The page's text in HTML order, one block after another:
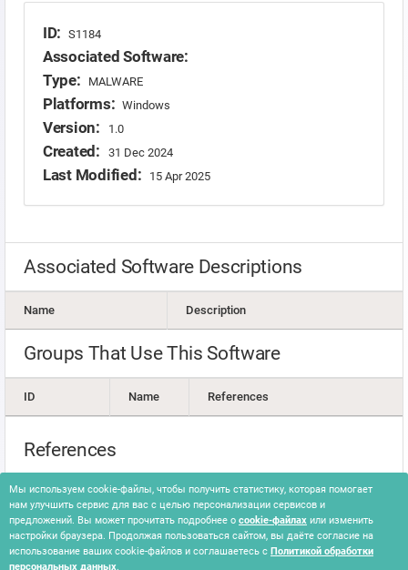
ID: S1184
Associated Software:
Type:
MALWARE
Platforms: Windows
Version: 1.0
Created: 31 Dec 2024
Last Modified: 15 Apr 2025
Associated Software Descriptions
Name Description
Groups That Use This Software
ID Name References
References
Scott Henderson, Cristiana Kittner, Sarah Hawley & Mark
Lechtik, Google Cloud. (2023, January 19). Suspected Chinese
Threat Actors Exploiting FortiOS Vulnerability (CVE-2022-
42475). Retrieved December 31, 2024.
Мы используем cookie-файлы, чтобы получить статистику, которая помогает
нам улучшить сервис для вас с целью персонализации сервисов и
предложений. Вы может прочитать подробнее о cookie-файлах или изменить
настройки браузера. Продолжая пользоваться сайтом, вы даёте согласие на
использование ваших cookie-файлов и соглашаетесь с Политикой обработки
персональных данных.